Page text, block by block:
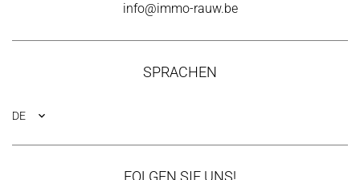
info@immo-rauw.be
SPRACHEN
DE
FOLGEN SIE UNS!